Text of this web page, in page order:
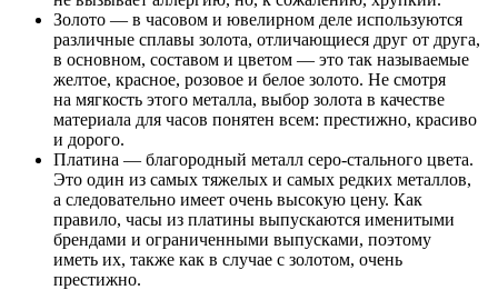
Золото — в часовом и ювелирном деле используются
различные сплавы золота, отличающиеся друг от друга,
в основном, составом и цветом — это так называемые
желтое, красное, розовое и белое золото. Не смотря
на мягкость этого металла, выбор золота в качестве
материала для часов понятен всем: престижно, красиво
и дорого.
Платина — благородный металл серо-стального цвета.
Это один из самых тяжелых и самых редких металлов,
а следовательно имеет очень высокую цену. Как
правило, часы из платины выпускаются именитыми
брендами и ограниченными выпусками, поэтому
иметь их, также как в случае с золотом, очень
престижно.